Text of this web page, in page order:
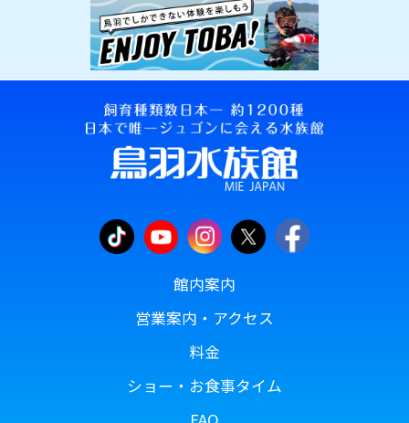
館内案内
営業案内・アクセス
料金
ショー・お食事タイム